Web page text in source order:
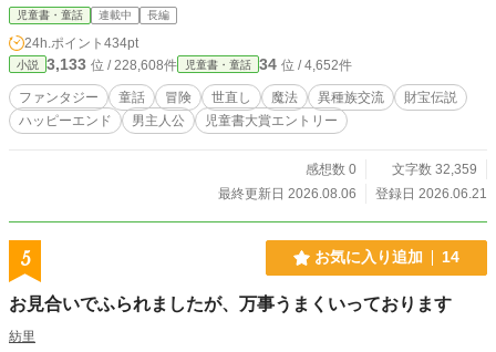
前回、発表した小説をさらに加筆修正したものです。世の中
を少しだけ良くする王道ファンタジー『三賢者と虹色の夜明
け』の正統な続編、『その後のセプトクルール』シリーズの
第1弾です!
児童書・童話 連載中 長編
24h.ポイント 434pt
小説 3,133 位 / 228,608件 児童書・童話 34 位 / 4,652件
ファンタジー 童話 冒険 世直し 魔法 異種族交流
財宝伝説
ハッピーエンド
男主人公 児童書大賞エントリー
感想数 0
文字数 32,359
最終更新日 2026.08.06
登録日 2026.06.21
5 お気に入り追加 14
お見合いでふられましたが、万事うまくいっております
紡里